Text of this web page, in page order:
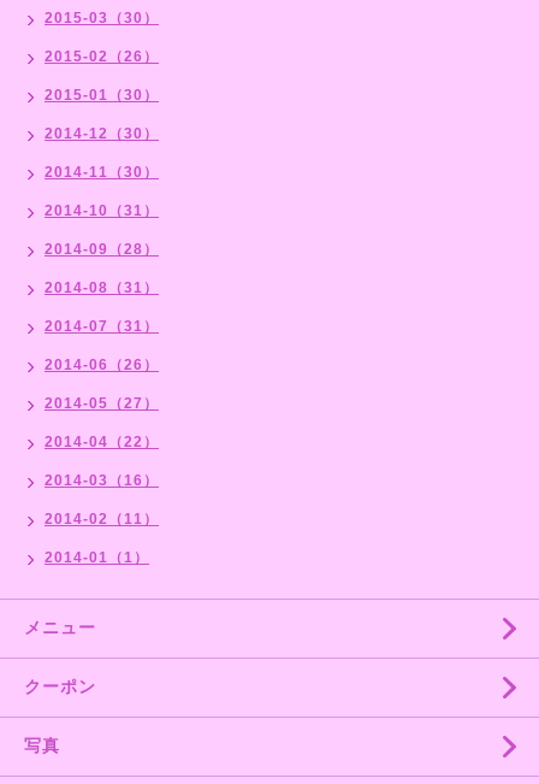
2015-03（30）
2015-02（26）
2015-01（30）
2014-12（30）
2014-11（30）
2014-10（31）
2014-09（28）
2014-08（31）
2014-07（31）
2014-06（26）
2014-05（27）
2014-04（22）
2014-03（16）
2014-02（11）
2014-01（1）
メニュー
クーポン
写真